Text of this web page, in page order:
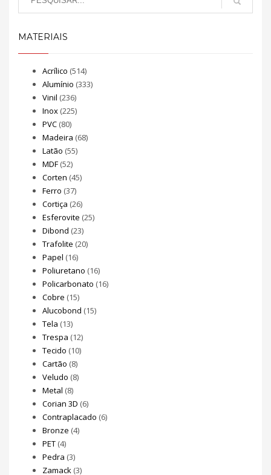
MATERIAIS
Acrílico (514)
Alumínio (333)
Vinil (236)
Inox (225)
PVC (80)
Madeira (68)
Latão (55)
MDF (52)
Corten (45)
Ferro (37)
Cortiça (26)
Esferovite (25)
Dibond (23)
Trafolite (20)
Papel (16)
Poliuretano (16)
Policarbonato (16)
Cobre (15)
Alucobond (15)
Tela (13)
Trespa (12)
Tecido (10)
Cartão (8)
Veludo (8)
Metal (8)
Corian 3D (6)
Contraplacado (6)
Bronze (4)
PET (4)
Pedra (3)
Zamack (3)